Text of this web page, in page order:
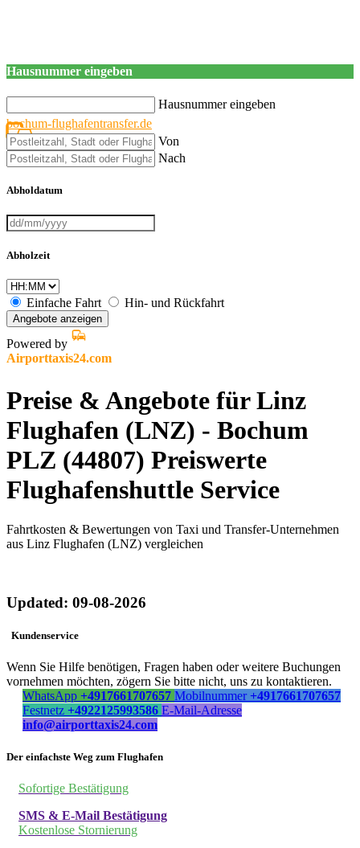
Hausnummer eingeben
Hausnummer eingeben
bochum-flughafentransfer.de
Von
Nach
Abholdatum
Abholzeit
Einfache Fahrt Hin- und Rückfahrt
Angebote anzeigen
Powered by
Airporttaxis24.com
Preise & Angebote für Linz
Flughafen (LNZ) - Bochum
PLZ (44807) Preiswerte
Flughafenshuttle Service
Fahrtkosten & Bewertungen von Taxi und Transfer-Unternehmen
aus Linz Flughafen (LNZ) vergleichen
Updated: 09-08-2026
Kundenservice
Wenn Sie Hilfe benötigen, Fragen haben oder weitere Buchungen
vornehmen möchten, zögern Sie bitte nicht, uns zu kontaktieren.
WhatsApp +4917661707657 Mobilnummer +4917661707657
Festnetz +4922125993586 E-Mail-Adresse
info@airporttaxis24.com
Der einfachste Weg zum Flughafen
Sofortige Bestätigung
SMS & E-Mail Bestätigung
Kostenlose Stornierung